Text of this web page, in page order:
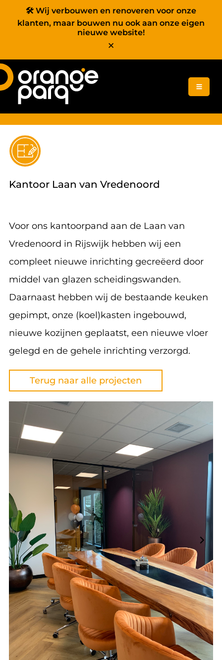
🛠️ Wij verbouwen en renoveren voor onze
klanten, maar bouwen nu ook aan onze eigen
nieuwe website!
✕
Home
Diensten
Projecten
Contact
Kantoor Laan van Vredenoord
Voor ons kantoorpand aan de Laan van
Vredenoord in Rijswijk hebben wij een
compleet nieuwe inrichting gecreëerd door
middel van glazen scheidingswanden.
Daarnaast hebben wij de bestaande keuken
gepimpt, onze (koel)kasten ingebouwd,
nieuwe kozijnen geplaatst, een nieuwe vloer
gelegd en de gehele inrichting verzorgd.
Terug naar alle projecten